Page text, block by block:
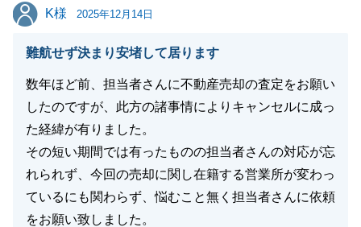
K様
K様 2025年12月14日
難航せず決まり安堵して居ります
数年ほど前、担当者さんに不動産売却の査定をお願い
したのですが、此方の諸事情によりキャンセルに成っ
た経緯が有りました。
その短い期間では有ったものの担当者さんの対応が忘
れられず、今回の売却に関し在籍する営業所が変わっ
ているにも関わらず、悩むこと無く担当者さんに依頼
をお願い致しました。